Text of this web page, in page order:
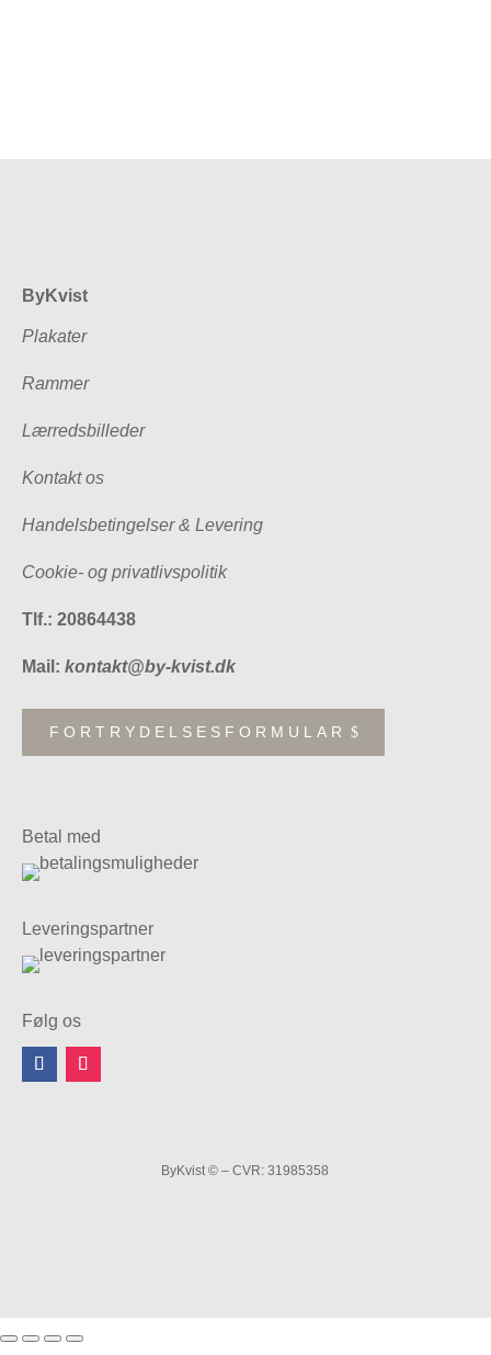
ByKvist
Plakater
Rammer
Lærredsbilleder
Kontakt os
Handelsbetingelser & Levering
Cookie- og privatlivspolitik
Tlf.: 20864438
Mail: kontakt@by-kvist.dk
FORTRYDELSESFORMULAR
Betal med
Leveringspartner
Følg os
ByKvist © – CVR: 31985358